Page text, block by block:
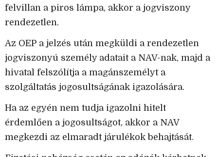
felvillan a piros lámpa, akkor a jogviszony
rendezetlen.
Az OEP a jelzés után megküldi a rendezetlen
jogviszonyú személy adatait a NAV-nak, majd a
hivatal felszólítja a magánszemélyt a
szolgáltatás jogosultságának igazolására.
Ha az egyén nem tudja igazolni hitelt
érdemlően a jogosultságot, akkor a NAV
megkezdi az elmaradt járulékok behajtását.